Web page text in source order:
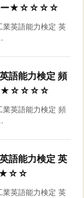
ュー★☆☆☆☆
業英語能力検定 英
語能力検定 頻
ー★☆☆☆☆
業英語能力検定 頻
語能力検定 英
業英語能力検定 英